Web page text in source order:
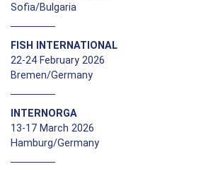
Sofia/Bulgaria
FISH INTERNATIONAL
22-24 February 2026
Bremen/Germany
INTERNORGA
13-17 March 2026
Hamburg/Germany